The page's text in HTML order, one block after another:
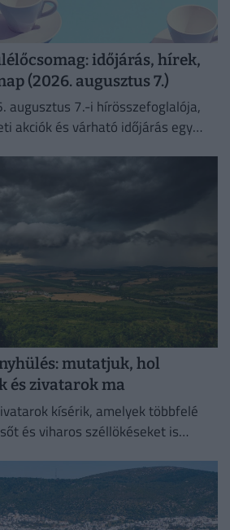
időjárás, hírek,
(2026. augusztus 7.)
augusztus 7.-i hírösszefoglalója,
akciók és várható időjárás egy
mutatjuk, hol
és zivatarok ma
kísérik, amelyek többfelé
és viharos széllökéseket is